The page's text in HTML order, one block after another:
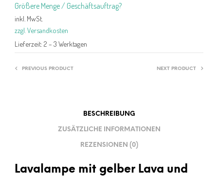
Größere Menge / Geschäftsauftrag?
inkl. MwSt.
zzgl. Versandkosten
Lieferzeit: 2 – 3 Werktagen
PREVIOUS PRODUCT NEXT PRODUCT
BESCHREIBUNG
ZUSÄTZLICHE INFORMATIONEN
REZENSIONEN (0)
Lavalampe mit gelber Lava und